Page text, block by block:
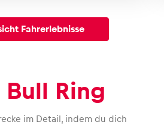
Fahrerlebnisse
Bull Ring
im Detail, indem du dich